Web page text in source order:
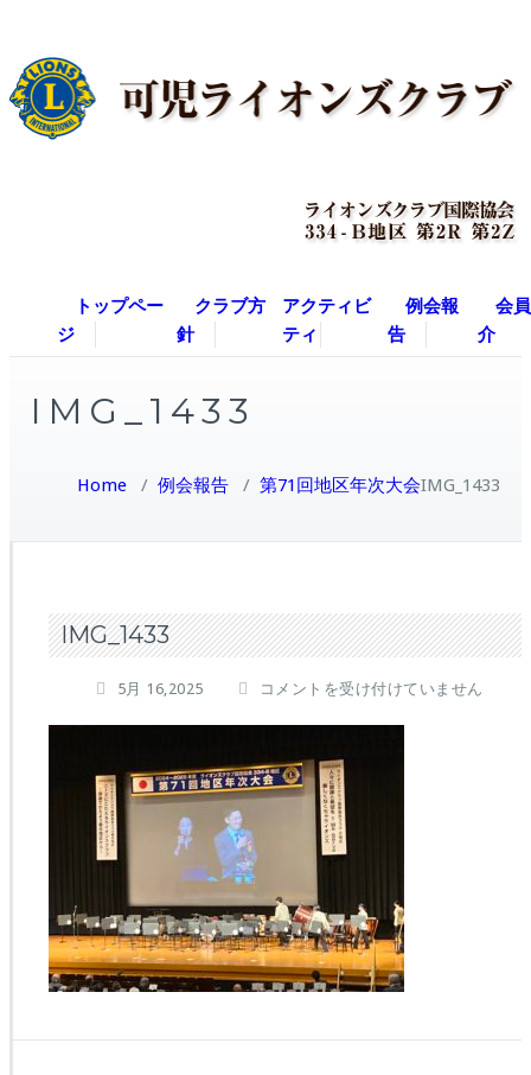
トップペー
ジ
クラブ方
針
アクティビ
ティ
例会報
告
会
介
IMG_1433
Home / 例会報告 / 第71回地区年次大会IMG_1433
IMG_1433
5月 16,2025
IMG_1433
コメントを受け付けていません